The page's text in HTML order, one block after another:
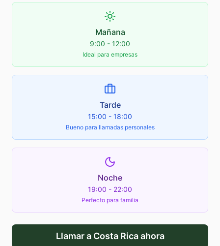
Mañana
9:00 - 12:00
Ideal para empresas
Tarde
15:00 - 18:00
Bueno para llamadas personales
Noche
19:00 - 22:00
Perfecto para familia
Llamar a Costa Ricaahora